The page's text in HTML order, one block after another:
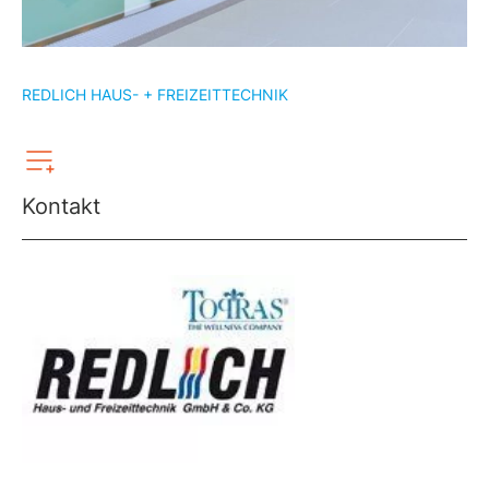
REDLICH HAUS- + FREIZEITTECHNIK
Kontakt